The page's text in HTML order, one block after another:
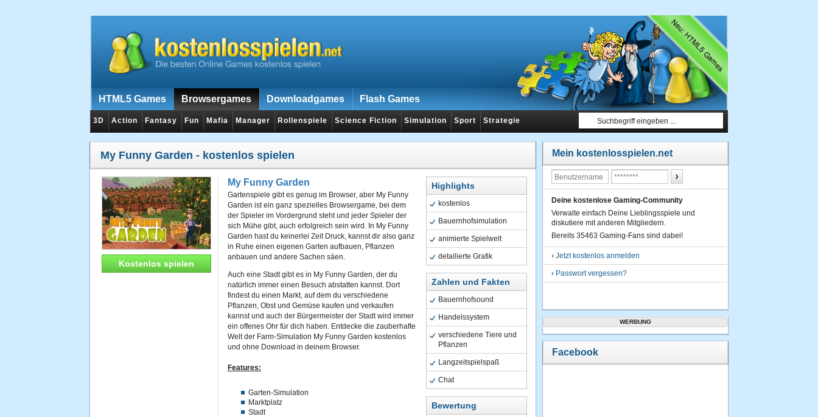
HTML5 Games Browsergames Downloadgames Flash Games
3D Action Fantasy Fun Mafia Manager Rollenspiele Science Fiction Simulation Sport Strategie
My Funny Garden - kostenlos spielen
Kostenlos spielen
My Funny Garden
Gartenspiele gibt es genug im Browser, aber My Funny
Garden ist ein ganz spezielles Browsergame, bei dem
der Spieler im Vordergrund steht und jeder Spieler der
sich Mühe gibt, auch erfolgreich sein wird. In My Funny
Garden hast du keinerlei Zeit Druck, kannst dir also ganz
in Ruhe einen eigenen Garten aufbauen, Pflanzen
anbauen und andere Sachen säen.
Auch eine Stadt gibt es in My Funny Garden, der du
natürlich immer einen Besuch abstatten kannst. Dort
findest du einen Markt, auf dem du verschiedene
Pflanzen, Obst und Gemüse kaufen und verkaufen
kannst und auch der Bürgermeister der Stadt wird immer
ein offenes Ohr für dich haben. Entdecke die zauberhafte
Welt der Farm-Simulation My Funny Garden kostenlos
und ohne Download in deinem Browser.
Features:
Garten-Simulation
Marktplatz
Stadt
Highlights
kostenlos
Bauernhofsimulation
animierte Spielwelt
detailierte Grafik
Zahlen und Fakten
Bauernhofsound
Handelssystem
verschiedene Tiere und
Pflanzen
Langzeitspielspaß
Chat
Bewertung
Mein kostenlosspielen.net
Deine kostenlose Gaming-Community
Verwalte einfach Deine Lieblingsspiele und
diskutiere mit anderen Mitgliedern.
Bereits 35463 Gaming-Fans sind dabei!
› Jetzt kostenlos anmelden
› Passwort vergessen?
WERBUNG
Facebook